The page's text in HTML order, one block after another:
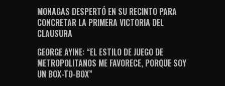
MONAGAS DESPERTÓ EN SU RECINTO PARA
CONCRETAR LA PRIMERA VICTORIA DEL
CLAUSURA
GEORGE AYINE: “EL ESTILO DE JUEGO DE
METROPOLITANOS ME FAVORECE, PORQUE SOY
UN BOX-TO-BOX”